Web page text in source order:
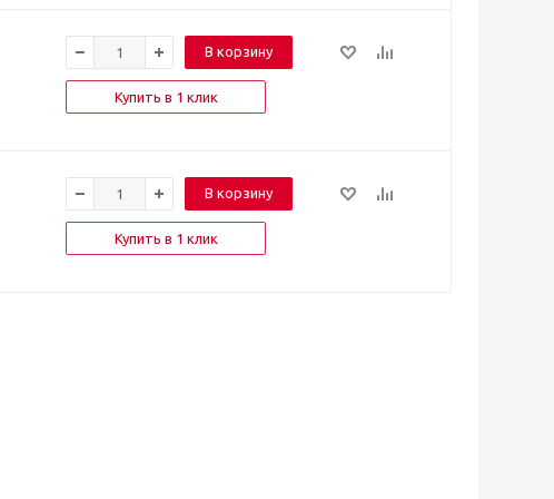
В корзину
Купить в 1 клик
В корзину
Купить в 1 клик